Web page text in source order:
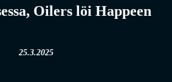
Oilers löi Happeen
25.3.2025